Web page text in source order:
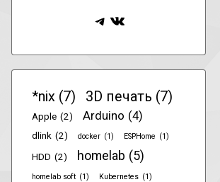
Telegram
ВКонтакте
*nix (7) 3D печать (7)
Apple (2) Arduino (4)
dlink (2) docker (1) ESPHome (1)
HDD (2) homelab (5)
homelab soft (1) Kubernetes (1)